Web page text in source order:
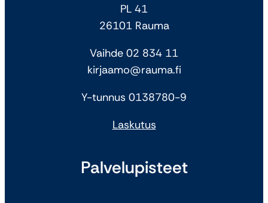
PL 41
26101 Rauma
Vaihde 02 834 11
kirjaamo@rauma.fi
Y-tunnus 0138780-9
Laskutus
Palvelupisteet